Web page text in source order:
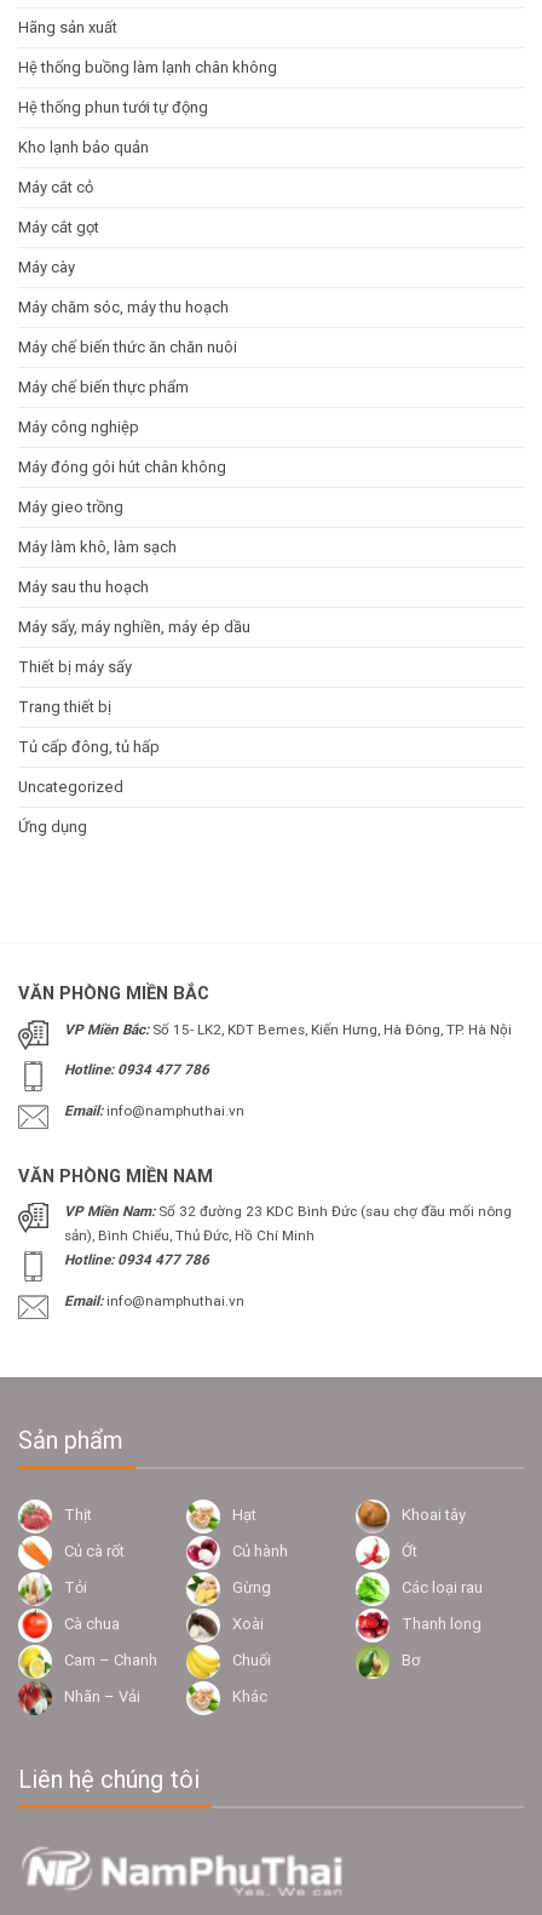
Hãng sản xuất
Hệ thống buồng làm lạnh chân không
Hệ thống phun tưới tự động
Kho lạnh bảo quản
Máy cắt cỏ
Máy cắt gọt
Máy cày
Máy chăm sóc, máy thu hoạch
Máy chế biến thức ăn chăn nuôi
Máy chế biến thực phẩm
Máy công nghiệp
Máy đóng gói hút chân không
Máy gieo trồng
Máy làm khô, làm sạch
Máy sau thu hoạch
Máy sấy, máy nghiền, máy ép dầu
Thiết bị máy sấy
Trang thiết bị
Tủ cấp đông, tủ hấp
Uncategorized
Ứng dụng
VĂN PHÒNG MIỀN BẮC
VP Miền Bắc:Số 15- LK2, KDT Bemes, Kiến Hưng, Hà Đông, TP. Hà Nội
Hotline: 0934 477 786
Email: info@namphuthai.vn
VĂN PHÒNG MIỀN NAM
VP Miền Nam:Số 32 đường 23 KDC Bình Đức (sau chợ đầu mối nông
sản), Bình Chiểu, Thủ Đức, Hồ Chí Minh
Hotline: 0934 477 786
Email:info@namphuthai.vn
Sản phẩm
Thịt Hạt
Khoai tây
Củ cà rốt
Củ hành
Ớt
Tỏi
Gừng
Các loại rau
Cà chua
Xoài
Thanh long
Cam – Chanh
Chuối
Bơ
Nhãn – Vải
Khác
Liên hệ chúng tôi